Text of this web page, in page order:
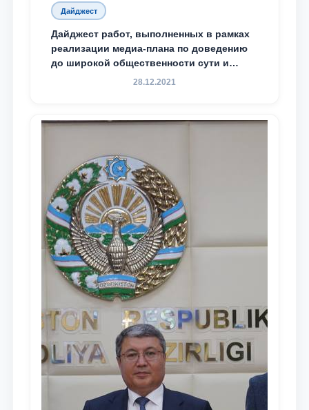
Дайджест
Дайджест работ, выполненных в рамках
реализации медиа-плана по доведению
до широкой общественности сути и
содержания задач, определённых в
Мажлису и народу Узбекистана
28.12.2021